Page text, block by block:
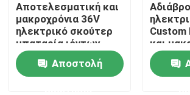
Περίπου εμείς
Γύρος εργοστασίων
Αποτελεσματική και
μακροχρόνια 36V
ηλεκτρικό σκούτερ
μπαταρία ιόντων
λιθίου
Αποστολή
και
ζωής